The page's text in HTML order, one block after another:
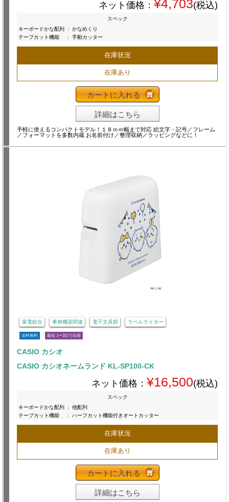
ネット価格： ¥4,703(税込)
スペック
キーボードかな配列
:
かなめくり
テープカット機能
: 手動カッター
在庫状況
在庫あり
カートに入れる
詳細はこちら
手軽に使えるコンパクトモデル！１８ｍｍ幅まで対応 絵文字・記号／フレーム
／フォーマットを多数内蔵 お名前付け／整理収納／ラッピングなどに！
家電総合 事務機器関連 電子文具類 ラベルライター
送料無料 最短 1〜3日で出荷
CASIO カシオ
CASIO カシオネームランド KL-SP100-CK
ネット価格： ¥16,500(税込)
スペック
キーボードかな配列
:
他配列
テープカット機能
: ハーフカット機能付きオートカッター
在庫状況
在庫あり
カートに入れる
詳細はこちら